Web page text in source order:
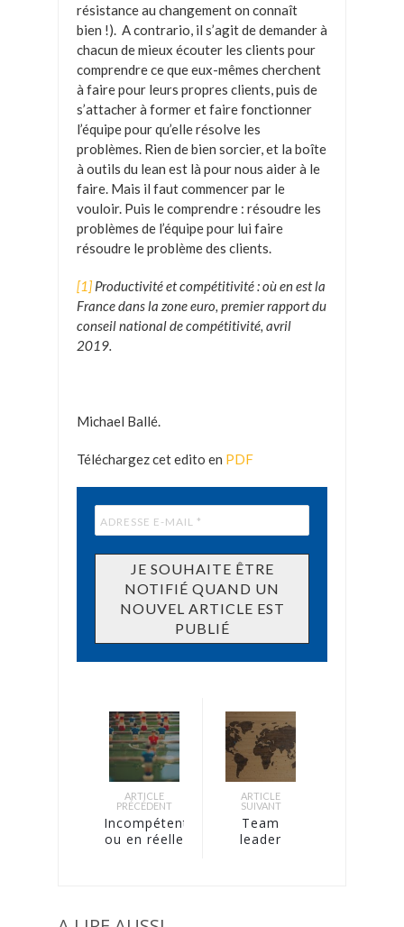
résistance au changement on connaît
bien !). A contrario, il s’agit de demander à
chacun de mieux écouter les clients pour
comprendre ce que eux-mêmes cherchent
à faire pour leurs propres clients, puis de
s’attacher à former et faire fonctionner
l’équipe pour qu’elle résolve les
problèmes. Rien de bien sorcier, et la boîte
à outils du lean est là pour nous aider à le
faire. Mais il faut commencer par le
vouloir. Puis le comprendre : résoudre les
problèmes de l’équipe pour lui faire
résoudre le problème des clients.
[1] Productivité et compétitivité : où en est la
France dans la zone euro, premier rapport du
conseil national de compétitivité, avril
2019.
Michael Ballé.
Téléchargez cet edito en PDF
ARTICLE
PRÉCÉDENT
Incompétent
ou en réelle
ARTICLE
SUIVANT
Team
leader